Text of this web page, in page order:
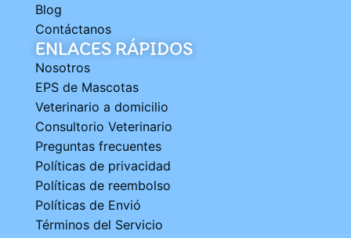
Blog
Contáctanos
ENLACES RÁPIDOS
Nosotros
EPS de Mascotas
Veterinario a domicilio
Consultorio Veterinario
Preguntas frecuentes
Políticas de privacidad
Políticas de reembolso
Políticas de Envió
Términos del Servicio